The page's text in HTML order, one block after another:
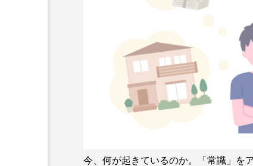
今、何が起きているのか。「常識」を